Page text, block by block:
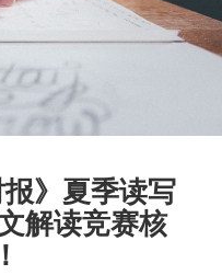
》夏季读写
解读竞赛核